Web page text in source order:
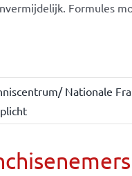
Formules
Nationale